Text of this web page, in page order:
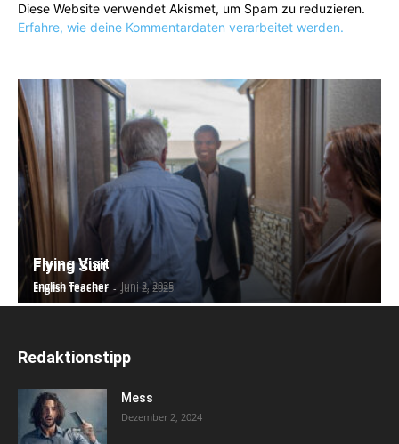
Diese Website verwendet Akismet, um Spam zu reduzieren.
Erfahre, wie deine Kommentardaten verarbeitet werden.
Flying Visit
English Teacher - Juni 2, 2025
Flying Suit
English Teacher - Juni 2, 2025
Redaktionstipp
Mess
Dezember 2, 2024